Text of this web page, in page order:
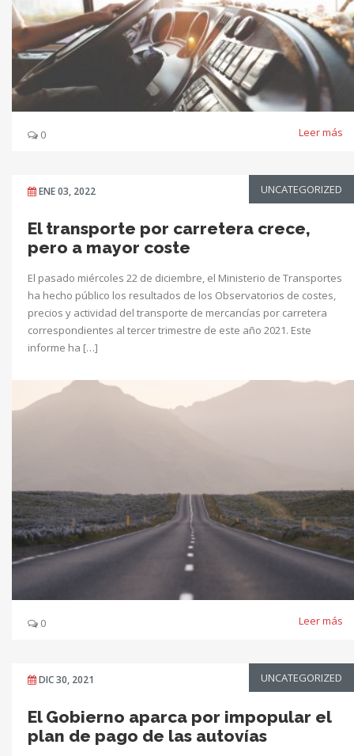
0 Leer más
ENE 03, 2022 UNCATEGORIZED
El transporte por carretera crece,
pero a mayor coste
El pasado miércoles 22 de diciembre, el Ministerio de Transportes
ha hecho público los resultados de los Observatorios de costes,
precios y actividad del transporte de mercancías por carretera
correspondientes al tercer trimestre de este año 2021. Este
informe ha […]
0 Leer más
DIC 30, 2021 UNCATEGORIZED
El Gobierno aparca por impopular el
plan de pago de las autovías